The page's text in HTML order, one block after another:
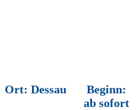
Ort: Dessau
Beginn:
ab sofort